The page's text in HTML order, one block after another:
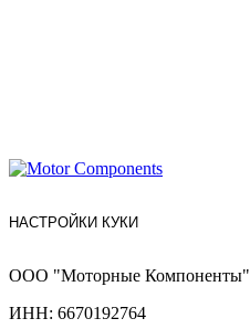
НАСТРОЙКИ КУКИ
ООО "Моторные Компоненты"
ИНН: 6670192764